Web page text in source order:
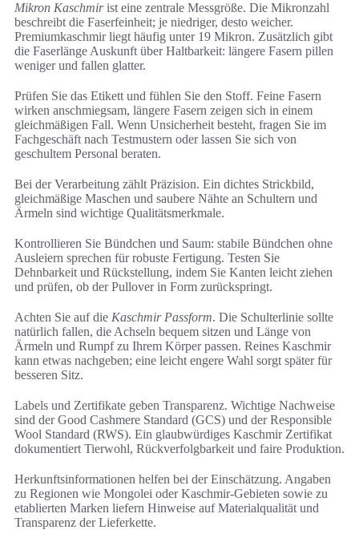
Mikron Kaschmirist eine zentrale Messgröße. Die Mikronzahl
beschreibt die Faserfeinheit; je niedriger, desto weicher.
Premiumkaschmir liegt häufig unter 19 Mikron. Zusätzlich gibt
die Faserlänge Auskunft über Haltbarkeit: längere Fasern pillen
weniger und fallen glatter.
Prüfen Sie das Etikett und fühlen Sie den Stoff. Feine Fasern
wirken anschmiegsam, längere Fasern zeigen sich in einem
gleichmäßigen Fall. Wenn Unsicherheit besteht, fragen Sie im
Fachgeschäft nach Testmustern oder lassen Sie sich von
geschultem Personal beraten.
Bei der Verarbeitung zählt Präzision. Ein dichtes Strickbild,
gleichmäßige Maschen und saubere Nähte an Schultern und
Ärmeln sind wichtige Qualitätsmerkmale.
Kontrollieren Sie Bündchen und Saum: stabile Bündchen ohne
Ausleiern sprechen für robuste Fertigung. Testen Sie
Dehnbarkeit und Rückstellung, indem Sie Kanten leicht ziehen
und prüfen, ob der Pullover in Form zurückspringt.
Achten Sie auf die Kaschmir Passform. Die Schulterlinie sollte
natürlich fallen, die Achseln bequem sitzen und Länge von
Ärmeln und Rumpf zu Ihrem Körper passen. Reines Kaschmir
kann etwas nachgeben; eine leicht engere Wahl sorgt später für
besseren Sitz.
Labels und Zertifikate geben Transparenz. Wichtige Nachweise
sind der Good Cashmere Standard (GCS) und der Responsible
Wool Standard (RWS). Ein glaubwürdiges Kaschmir Zertifikat
dokumentiert Tierwohl, Rückverfolgbarkeit und faire Produktion.
Herkunftsinformationen helfen bei der Einschätzung. Angaben
zu Regionen wie Mongolei oder Kaschmir-Gebieten sowie zu
etablierten Marken liefern Hinweise auf Materialqualität und
Transparenz der Lieferkette.